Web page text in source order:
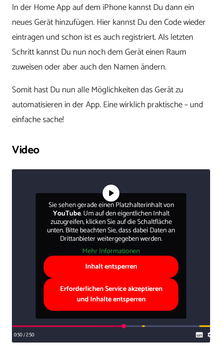
In der Home App auf dem iPhone kannst Du dann ein
neues Gerät hinzufügen. Hier kannst Du den Code wieder
eintragen und schon ist es auch registriert. Als letzten
Schritt kannst Du nun noch dem Gerät einen Raum
zuweisen oder aber auch den Namen ändern.
Somit hast Du nun alle Möglichkeiten das Gerät zu
automatisieren in der App. Eine wirklich praktische – und
einfache sache!
Video
Sie sehen gerade einen Platzhalterinhalt von
YouTube. Um auf den eigentlichen Inhalt
zuzugreifen, klicken Sie auf die Schaltfläche
unten. Bitte beachten Sie, dass dabei Daten an
Drittanbieter weitergegeben werden.
Mehr Informationen
Inhalt entsperren
Erforderlichen Service akzeptieren
und Inhalte entsperren